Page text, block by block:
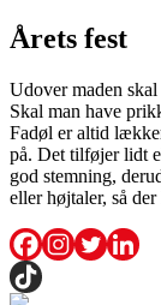
Årets fest
Udover maden
Skal man have
Fadøl er altid
på. Det tilføjer lidt
god stemning,
eller højtaler, så